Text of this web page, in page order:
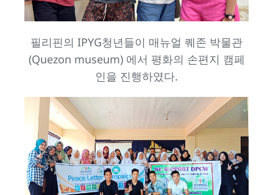
필리핀의 IPYG청년들이 매뉴얼 퀘존 박물관
(Quezon museum) 에서 평화의 손편지 캠페
인을 진행하였다.